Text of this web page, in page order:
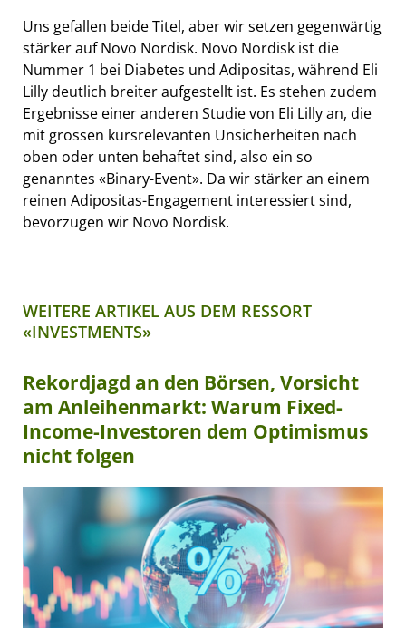
Uns gefallen beide Titel, aber wir setzen gegenwärtig
stärker auf Novo Nordisk. Novo Nordisk ist die
Nummer 1 bei Diabetes und Adipositas, während Eli
Lilly deutlich breiter aufgestellt ist. Es stehen zudem
Ergebnisse einer anderen Studie von Eli Lilly an, die
mit grossen kursrelevanten Unsicherheiten nach
oben oder unten behaftet sind, also ein so
genanntes «Binary-Event». Da wir stärker an einem
reinen Adipositas-Engagement interessiert sind,
bevorzugen wir Novo Nordisk.
WEITERE ARTIKEL AUS DEM RESSORT
«INVESTMENTS»
Rekordjagd an den Börsen, Vorsicht
am Anleihenmarkt: Warum Fixed-
Income-Investoren dem Optimismus
nicht folgen